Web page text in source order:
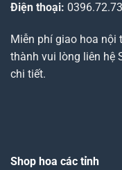
Điện thoại:
Miễn phí giao hoa nội
thành vui lòng liên hệ
chi tiết.
Shop hoa các tỉnh